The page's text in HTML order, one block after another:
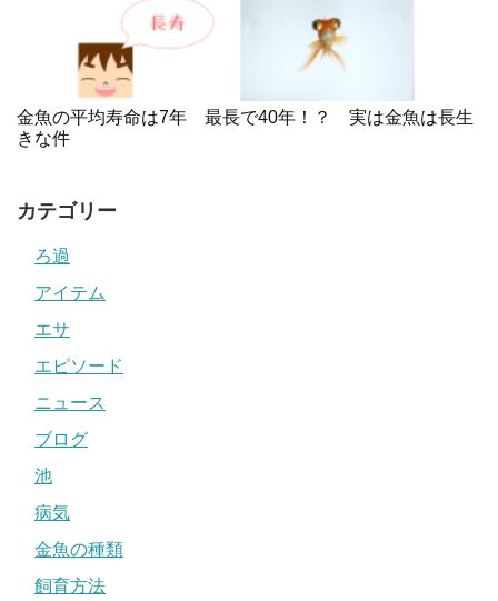
金魚の平均寿命は7年 最長で40年！？ 実は金魚は長生
きな件
カテゴリー
ろ過
アイテム
エサ
エピソード
ニュース
ブログ
池
病気
金魚の種類
飼育方法